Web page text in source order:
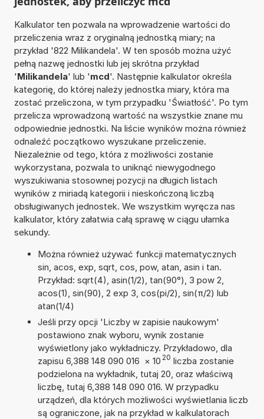
Kalkulator ten pozwala na wprowadzenie wartości do
przeliczenia wraz z oryginalną jednostką miary; na
przykład '822 Milikandela'. W ten sposób można użyć
pełną nazwę jednostki lub jej skrótna przykład
'Milikandela' lub 'mcd'. Następnie kalkulator określa
kategorię, do której należy jednostka miary, która ma
zostać przeliczona, w tym przypadku 'Światłość'. Po tym
przelicza wprowadzoną wartość na wszystkie znane mu
odpowiednie jednostki. Na liście wyników można również
odnaleźć początkowo wyszukane przeliczenie.
Niezależnie od tego, która z możliwości zostanie
wykorzystana, pozwala to uniknąć niewygodnego
wyszukiwania stosownej pozycji na długich listach
wyników z miriadą kategorii i nieskończoną liczbą
obsługiwanych jednostek. We wszystkim wyręcza nas
kalkulator, który załatwia całą sprawę w ciągu ułamka
sekundy.
Można również używać funkcji matematycznych
sin, acos, exp, sqrt, cos, pow, atan, asin i tan.
Przykład: sqrt(4), asin(1/2), tan(90°), 3 pow 2,
acos(1), sin(90), 2 exp 3, cos(pi/2), sin(π/2) lub
atan(1/4)
Jeśli przy opcji 'Liczby w zapisie naukowym'
postawiono znak wyboru, wynik zostanie
wyświetlony jako wykładniczy. Przykładowo, dla
zapisu 6,388 148 090 016 × 10 20 liczba zostanie
podzielona na wykładnik, tutaj 20, oraz właściwą
liczbę, tutaj 6,388 148 090 016. W przypadku
urządzeń, dla których możliwości wyświetlania liczb
są ograniczone, jak na przykład w kalkulatorach